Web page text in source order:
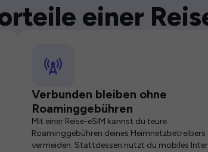
einer
Verbunden bleiben ohne
Roaminggebühren
Mit einer Reise-eSIM kannst du teure
Roaminggebühren deines Heimnetzbetreibers
vermeiden. Stattdessen nutzt du mobiles